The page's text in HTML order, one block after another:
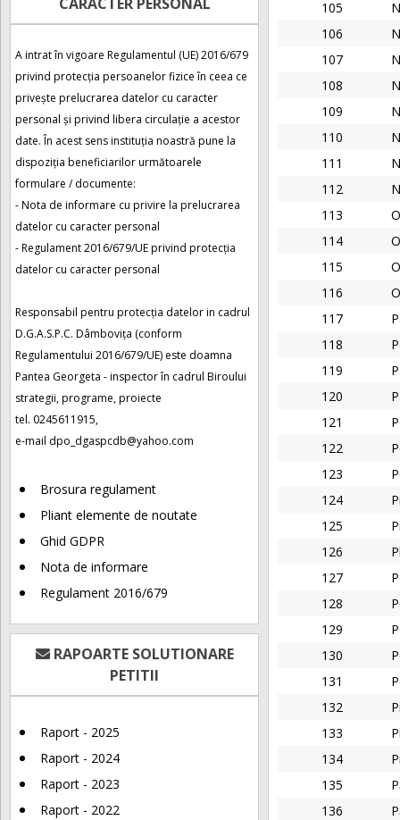
A intrat în vigoare Regulamentul (UE) 2016/679
privind protecția persoanelor fizice în ceea ce
privește prelucrarea datelor cu caracter
personal și privind libera circulație a acestor
date. În acest sens instituția noastră pune la
dispoziția beneficiarilor următoarele
formulare / documente:
- Nota de informare cu privire la prelucrarea
datelor cu caracter personal
- Regulament 2016/679/UE privind protecția
datelor cu caracter personal
Responsabil pentru protecția datelor in cadrul
D.G.A.S.P.C. Dâmbovița (conform
Regulamentului 2016/679/UE) este doamna
Pantea Georgeta - inspector în cadrul Biroului
strategii, programe, proiecte
tel. 0245611915,
e-mail dpo_dgaspcdb@yahoo.com
Brosura regulament
Pliant elemente de noutate
Ghid GDPR
Nota de informare
Regulament 2016/679
RAPOARTE SOLUTIONARE
PETITII
Raport - 2025
Raport - 2024
Raport - 2023
Raport - 2022
105
106
107
108
109
110
111
112
113
114
115
116
117
118
119
120
121
122
123
124
125
126
127
128
129
130
131
132
133
134
135
136